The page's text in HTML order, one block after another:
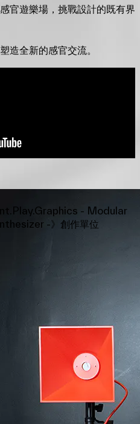
官遊樂場，挑戰設計的既有界
造全新的感官交流。
- Modular
-》創作單位